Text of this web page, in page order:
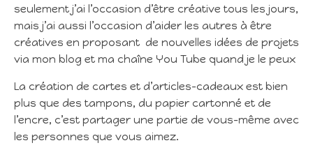
seulement j’ai l’occasion d’être créative tous les jours,
mais j’ai aussi l’occasion d’aider les autres à être
créatives en proposant de nouvelles idées de projets
via mon blog et ma chaîne You Tube quand je le peux
La création de cartes et d’articles-cadeaux est bien
plus que des tampons, du papier cartonné et de
l’encre, c’est partager une partie de vous-même avec
les personnes que vous aimez.